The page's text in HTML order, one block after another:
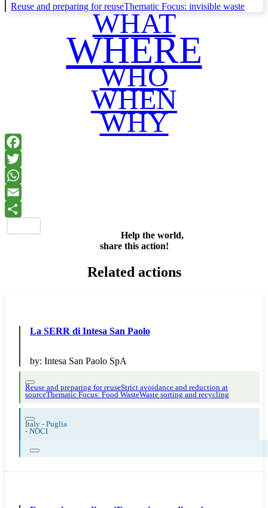
Reuse and preparing for reuseThematic Focus: invisible waste
WHAT
WHERE
WHO
WHEN
WHY
Help the world,
share this action!
Related actions
La SERR di Intesa San Paolo
by: Intesa San Paolo SpA
Reuse and preparing for reuseStrict avoidance and reduction at
sourceThematic Focus: Food WasteWaste sorting and recycling
Italy - Puglia
- NOCI